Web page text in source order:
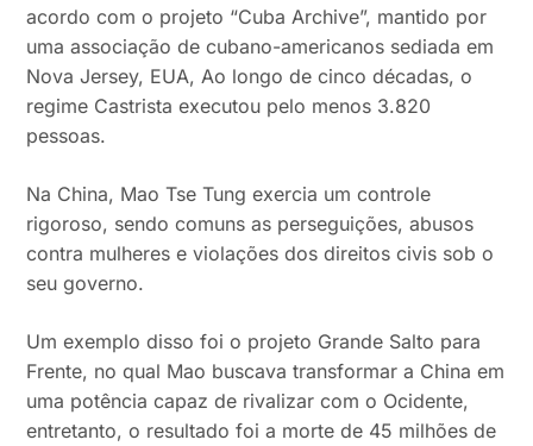
acordo com o projeto “Cuba Archive”, mantido por
uma associação de cubano-americanos sediada em
Nova Jersey, EUA, Ao longo de cinco décadas, o
regime Castrista executou pelo menos 3.820
pessoas.
Na China, Mao Tse Tung exercia um controle
rigoroso, sendo comuns as perseguições, abusos
contra mulheres e violações dos direitos civis sob o
seu governo.
Um exemplo disso foi o projeto Grande Salto para
Frente, no qual Mao buscava transformar a China em
uma potência capaz de rivalizar com o Ocidente,
entretanto, o resultado foi a morte de 45 milhões de